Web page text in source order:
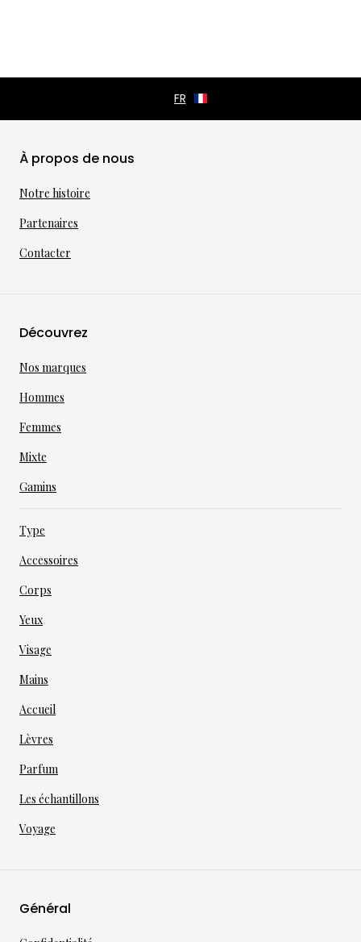
À propos de nous
Notre histoire
Partenaires
Contacter
Découvrez
Nos marques
Hommes
Femmes
Mixte
Gamins
Type
Accessoires
Corps
Yeux
Visage
Mains
Accueil
Lèvres
Parfum
Les échantillons
Voyage
Général